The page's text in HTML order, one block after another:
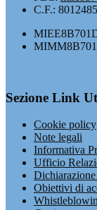
C.F.:
Sezione Link
Cookie policy
Note legali
Informativa
Ufficio
Obiettivi di